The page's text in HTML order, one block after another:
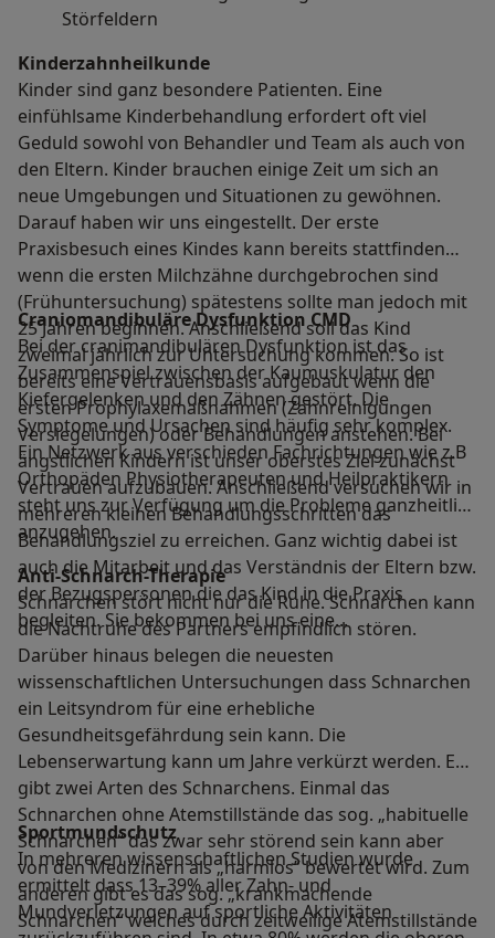
Störfeldern
Kinderzahnheilkunde
Kinder sind ganz besondere Patienten. Eine
einfühlsame Kinderbehandlung erfordert oft viel
Geduld sowohl von Behandler und Team als auch von
den Eltern. Kinder brauchen einige Zeit um sich an
neue Umgebungen und Situationen zu gewöhnen.
Darauf haben wir uns eingestellt. Der erste
Praxisbesuch eines Kindes kann bereits stattfinden
wenn die ersten Milchzähne durchgebrochen sind
(Frühuntersuchung) spätestens sollte man jedoch mit
25 Jahren beginnen. Anschließend soll das Kind
zweimal jährlich zur Untersuchung kommen. So ist
bereits eine Vertrauensbasis aufgebaut wenn die
ersten Prophylaxemaßnahmen (Zahnreinigungen
Versiegelungen) oder Behandlungen anstehen. Bei
ängstlichen Kindern ist unser oberstes Ziel zunächst
Vertrauen aufzubauen. Anschließend versuchen wir in
mehreren kleinen Behandlungsschritten das
Behandlungsziel zu erreichen. Ganz wichtig dabei ist
auch die Mitarbeit und das Verständnis der Eltern bzw.
der Bezugspersonen die das Kind in die Praxis
begleiten. Sie bekommen bei uns eine...
Craniomandibuläre Dysfunktion CMD
Bei der cranimandibulären Dysfunktion ist das
Zusammenspiel zwischen der Kaumuskulatur den
Kiefergelenken und den Zähnen gestört. Die
Symptome und Ursachen sind häufig sehr komplex.
Ein Netzwerk aus verschieden Fachrichtungen wie z.B
Orthopäden Physiotherapeuten und Heilpraktikern
steht uns zur Verfügung um die Probleme ganzheitlich
anzugehen.
Anti-Schnarch-Therapie
Schnarchen stört nicht nur die Ruhe. Schnarchen kann
die Nachtruhe des Partners empfindlich stören.
Darüber hinaus belegen die neuesten
wissenschaftlichen Untersuchungen dass Schnarchen
ein Leitsyndrom für eine erhebliche
Gesundheitsgefährdung sein kann. Die
Lebenserwartung kann um Jahre verkürzt werden. Es
gibt zwei Arten des Schnarchens. Einmal das
Schnarchen ohne Atemstillstände das sog. „habituelle
Schnarchen“ das zwar sehr störend sein kann aber
von den Medizinern als „harmlos” bewertet wird. Zum
anderen gibt es das sog. „krankmachende
Schnarchen“ welches durch zeitweilige Atemstillstände
Sportmundschutz
In mehreren wissenschaftlichen Studien wurde
ermittelt dass 13–39% aller Zahn- und
Mundverletzungen auf sportliche Aktivitäten